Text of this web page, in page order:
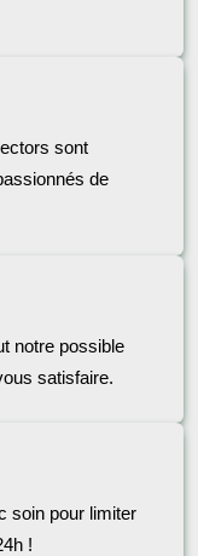
sont
de
notre possible
satisfaire.
soin pour limiter
!